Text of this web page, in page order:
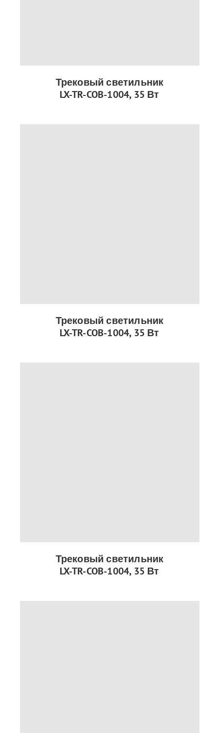
Трековый светильник
LX-TR-COB-1004, 35 Вт
Трековый светильник
LX-TR-COB-1004, 35 Вт
Трековый светильник
LX-TR-COB-1004, 35 Вт